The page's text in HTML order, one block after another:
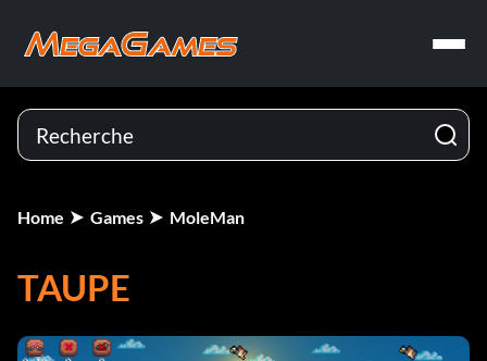
Home Games MoleMan
TAUPE